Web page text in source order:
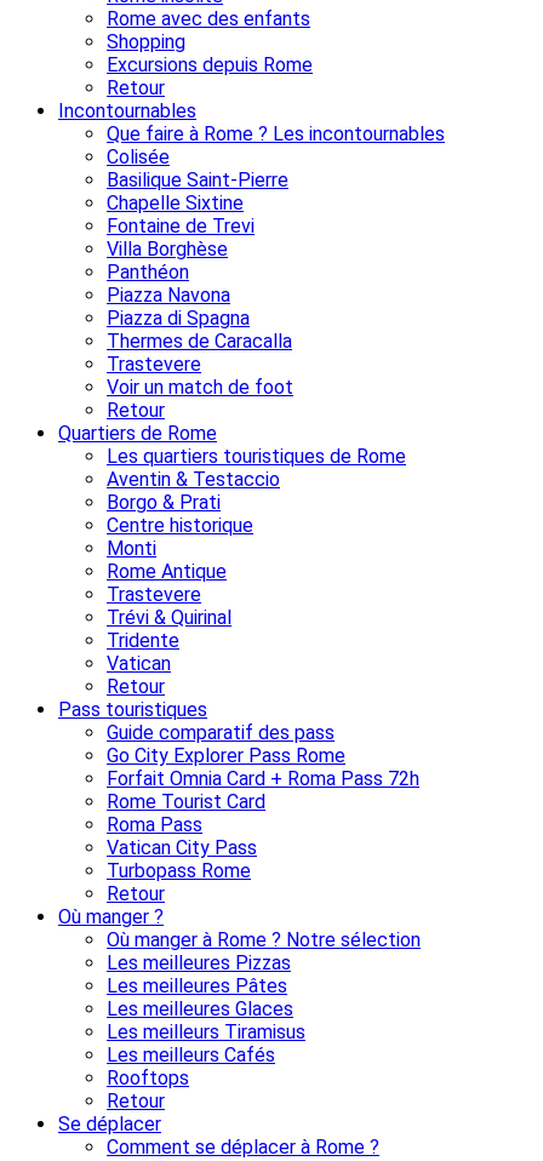
Rome avec des enfants
Shopping
Excursions depuis Rome
Retour
Incontournables
Que faire à Rome ? Les incontournables
Colisée
Basilique Saint-Pierre
Chapelle Sixtine
Fontaine de Trevi
Villa Borghèse
Panthéon
Piazza Navona
Piazza di Spagna
Thermes de Caracalla
Trastevere
Voir un match de foot
Retour
Quartiers de Rome
Les quartiers touristiques de Rome
Aventin & Testaccio
Borgo & Prati
Centre historique
Monti
Rome Antique
Trastevere
Trévi & Quirinal
Tridente
Vatican
Retour
Pass touristiques
Guide comparatif des pass
Go City Explorer Pass Rome
Forfait Omnia Card + Roma Pass 72h
Rome Tourist Card
Roma Pass
Vatican City Pass
Turbopass Rome
Retour
Où manger ?
Où manger à Rome ? Notre sélection
Les meilleures Pizzas
Les meilleures Pâtes
Les meilleures Glaces
Les meilleurs Tiramisus
Les meilleurs Cafés
Rooftops
Retour
Se déplacer
Comment se déplacer à Rome ?